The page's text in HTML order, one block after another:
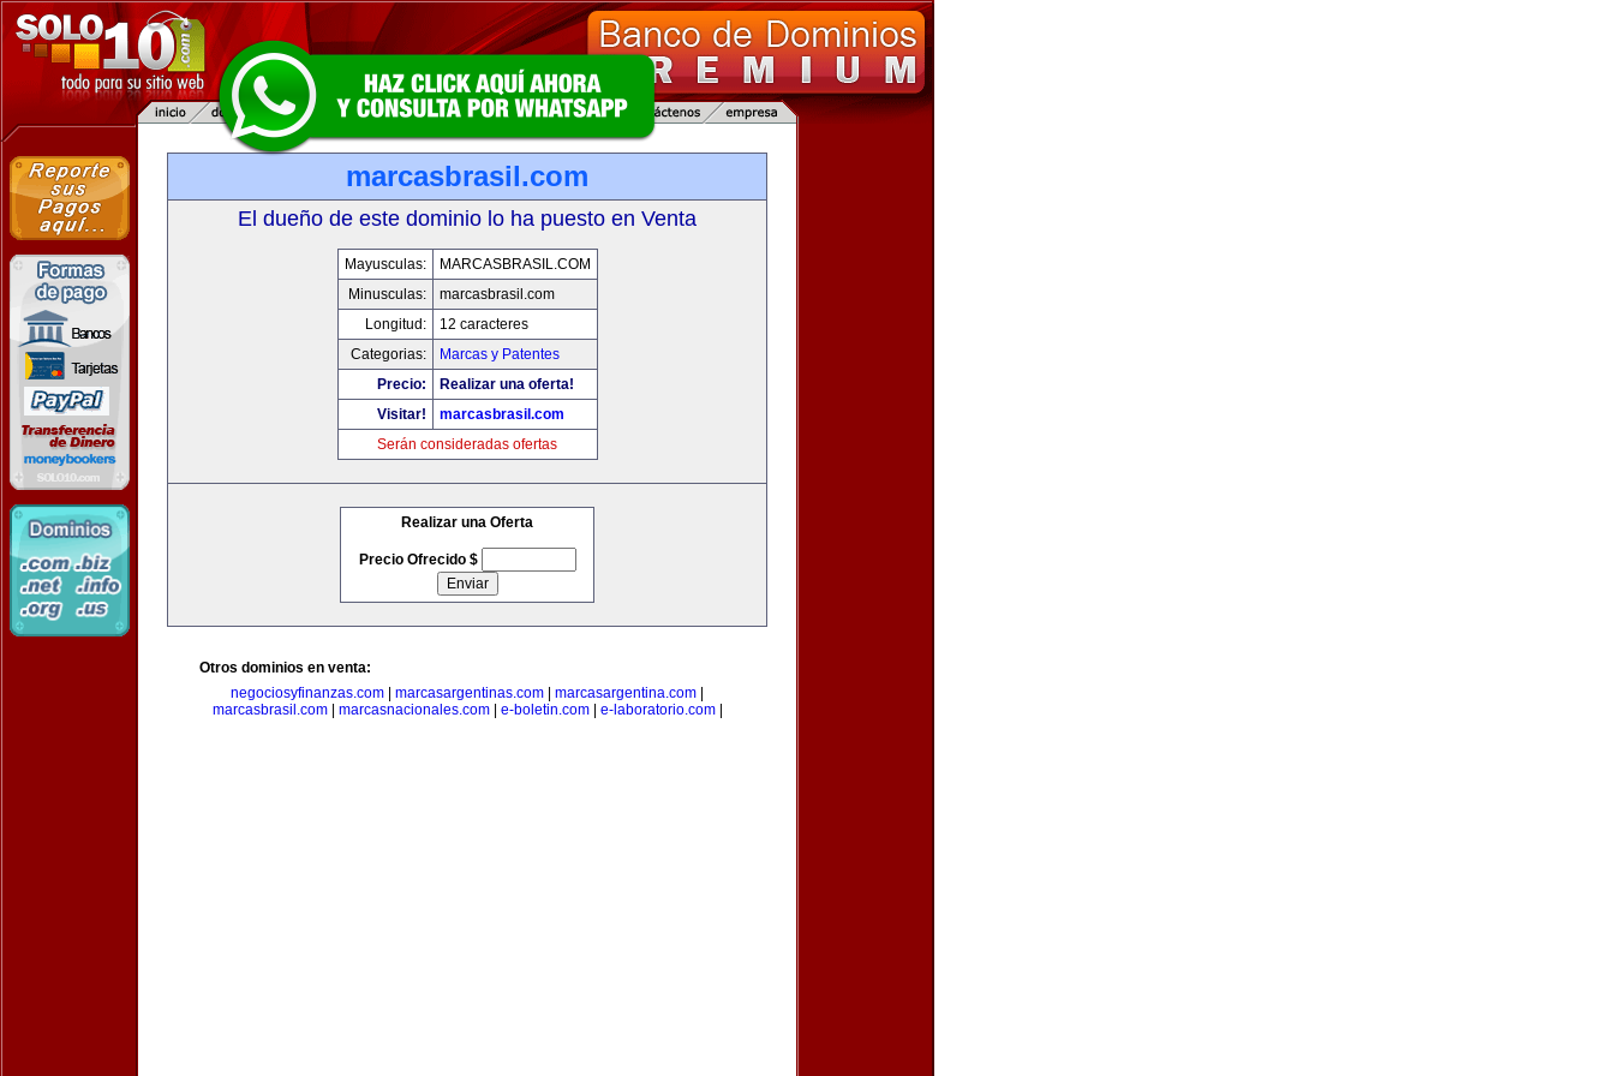
marcasbrasil.com
El dueño de este dominio lo ha puesto en Venta
Mayusculas:
MARCASBRASIL.COM
Minusculas:
marcasbrasil.com
Longitud:
12 caracteres
Categorias:
Marcas y Patentes
Precio:
Realizar una oferta!
Visitar!
marcasbrasil.com
Serán consideradas ofertas
Realizar una Oferta
Precio Ofrecido $
Otros dominios en venta:
negociosyfinanzas.com
marcasargentinas.com marcasargentina.com
marcasbrasil.com| marcasnacionales.com| e-boletin.com| e-laboratorio.com|